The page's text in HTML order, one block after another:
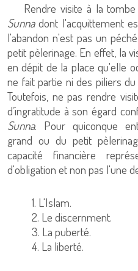
Rendre visite à la tombe
Sunnadont l'acquittement
l'abandon n'est pas un
petit pèlerinage. En effet, la
en dépit de la place qu'elle
ne fait partie ni des piliers
Toutefois, ne pas rendre
d’ingratitude à son égard
Sunna. Pour quiconque
grand ou du petit
capacité financière
d'obligation et non pas l'une
1. L'Islam.
2. Le discernment.
3. La puberté.
4. La liberté.